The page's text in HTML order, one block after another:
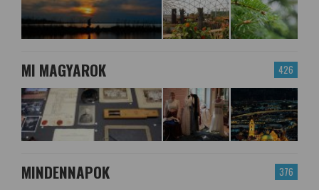
426
MI MAGYAROK
376
MINDENNAPOK